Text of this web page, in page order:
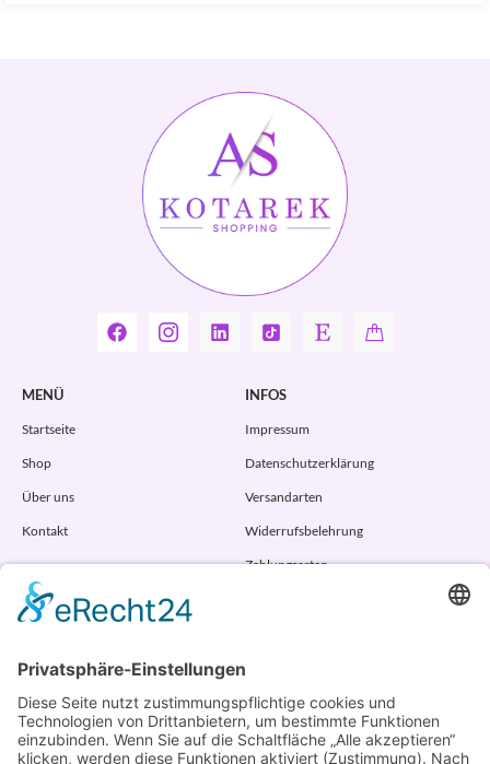
MENÜ
Startseite
Shop
Über uns
Kontakt
INFOS
Impressum
Datenschutzerklärung
Versandarten
Widerrufsbelehrung
Zahlungsarten
ADRESSE
Randstr. 28
47804 Krefeld